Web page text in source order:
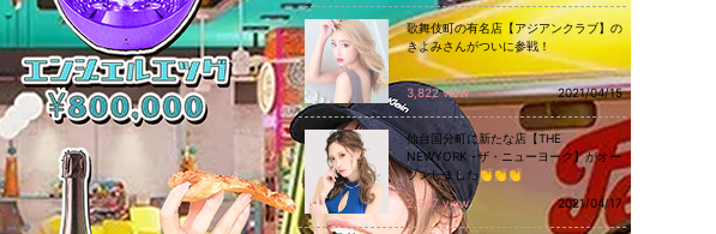
歌舞伎町の有名店【アジアンクラブ】の
きよみさんがついに参戦！
3,822 view 2021/04/15
仙台国分町に新たな店【THE
NEWYORK -ザ・ニューヨーク】がオー
プンしました👏👏👏
2,947 view
2021/04/17